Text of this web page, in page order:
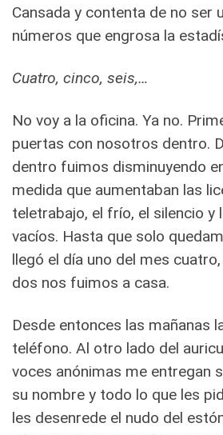
Cansada y contenta de no ser
números que engrosa la
Cuatro, cinco, seis,…
No voy a la oficina. Ya no.
puertas con nosotros dentro.
dentro fuimos disminuyendo
medida que aumentaban las
teletrabajo, el frío, el silencio y
vacíos. Hasta que solo
llegó el día uno del mes
dos nos fuimos a casa.
Desde entonces las mañanas
teléfono. Al otro lado del
voces anónimas me entregan
su nombre y todo lo que les
les desenrede el nudo del